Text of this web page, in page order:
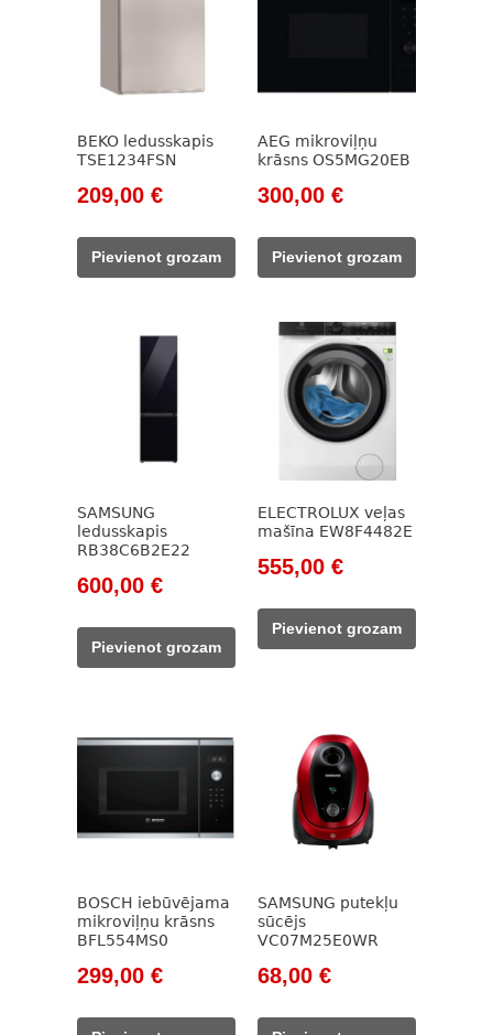
BEKO ledusskapis
TSE1234FSN
Original
was:
785,00 €.
209,00 €Current
209,00 €.
Pievienot grozam
AEG mikroviļņu
krāsns OS5MG20EB
Original
was:
433,00 €.
300,00 €Current
300,00 €.
Pievienot grozam
SAMSUNG
ledusskapis
RB38C6B2E22
Original
was:
780,00 €.
600,00 €Current
600,00 €.
Pievienot grozam
ELECTROLUX veļas
mašīna EW8F4482E
Original
was:
724,00 €.
555,00 €Current
555,00 €.
Pievienot grozam
BOSCH iebūvējama
mikroviļņu krāsns
BFL554MS0
Original
was:
299,00 €Current
SAMSUNG putekļu
sūcējs
VC07M25E0WR
Original
was:
68,00 €Current